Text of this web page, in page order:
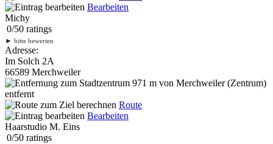
Bearbeiten
Michy
0/50 ratings
► bitte bewerten
Adresse:
Im Solch 2A
66589 Merchweiler
971 m von Merchweiler (Zentrum)
entfernt
Route
Bearbeiten
Haarstudio M. Eins
0/50 ratings